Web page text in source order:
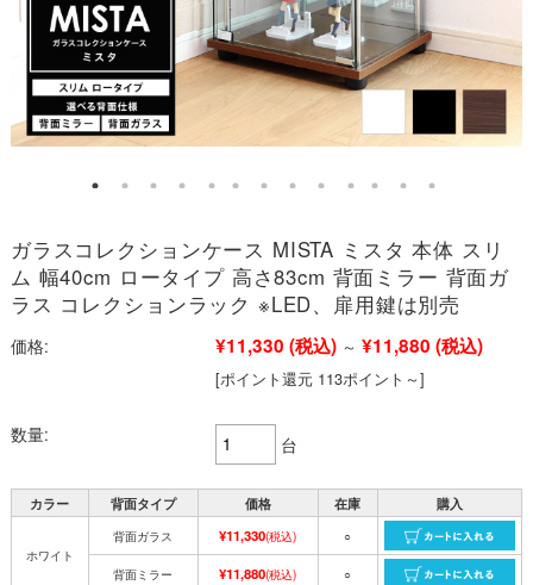
ガラスコレクションケース MISTA ミスタ 本体 スリ
ム 幅40cm ロータイプ 高さ83cm 背面ミラー 背面ガ
ラス コレクションラック ※LED、扉用鍵は別売
価格: ¥11,330 (税込) ～ ¥11,880 (税込)
[ポイント還元 113ポイント～]
数量: 台
カラー 背面タイプ 価格 在庫 購入
ホワイト
背面ガラス ¥11,330(税込) ○
背面ミラー ¥11,880(税込) ○